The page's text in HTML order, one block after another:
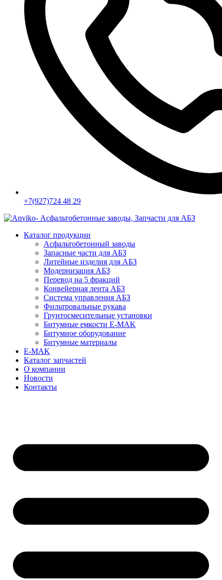
+7(927)724 48 29
Каталог продукции
Асфальтобетонный заводы
Запасные части для АБЗ
Литейные изделия для АБЗ
Модернизация АБЗ
Перевод на 5 фракций
Конвейерная лента АБЗ
Система управления АБЗ
Фильтровальные рукава
Грунтосмесительные установки
Битумные емкости E-MAK
Битумное оборудование
Битумные материалы
E-MAK
Каталог запчастей
О компании
Новости
Контакты